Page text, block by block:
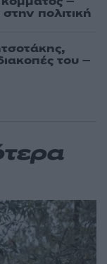
πολιτική
του –